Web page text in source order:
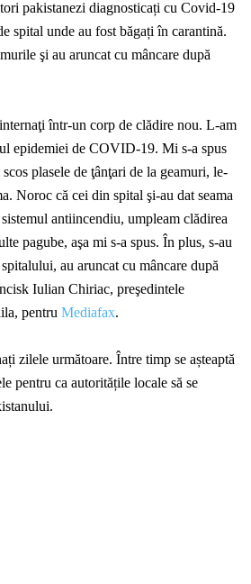
pakistanezi diagnosticați cu Covid-19
spital unde au fost băgați în carantină.
şi au aruncat cu mâncare după
într-un corp de clădire nou. L-am
epidemiei de COVID-19. Mi s-a spus
plasele de ţânţari de la geamuri, le-
Noroc că cei din spital şi-au dat seama
antiincendiu, umpleam clădirea
pagube, aşa mi s-a spus. În plus, s-au
au aruncat cu mâncare după
Iulian Chiriac, preşedintele
pentru Mediafax.
zilele următoare. Între timp se așteaptă
pentru ca autoritățile locale să se